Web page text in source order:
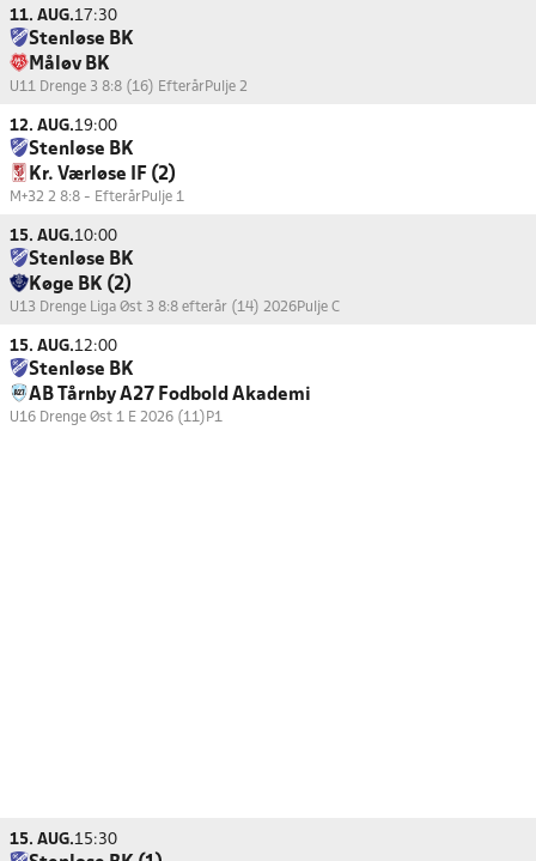
11. AUG.17:30
Stenløse BK
Måløv BK
U11 Drenge 3 8:8 (16) EfterårPulje 2
12. AUG.19:00
Stenløse BK
Kr. Værløse IF (2)
M+32 2 8:8 - EfterårPulje 1
15. AUG.10:00
Stenløse BK
Køge BK (2)
U13 Drenge Liga Øst 3 8:8 efterår (14) 2026Pulje C
15. AUG.12:00
Stenløse BK
AB Tårnby A27 Fodbold Akademi
U16 Drenge Øst 1 E 2026 (11) P1
15. AUG.15:30